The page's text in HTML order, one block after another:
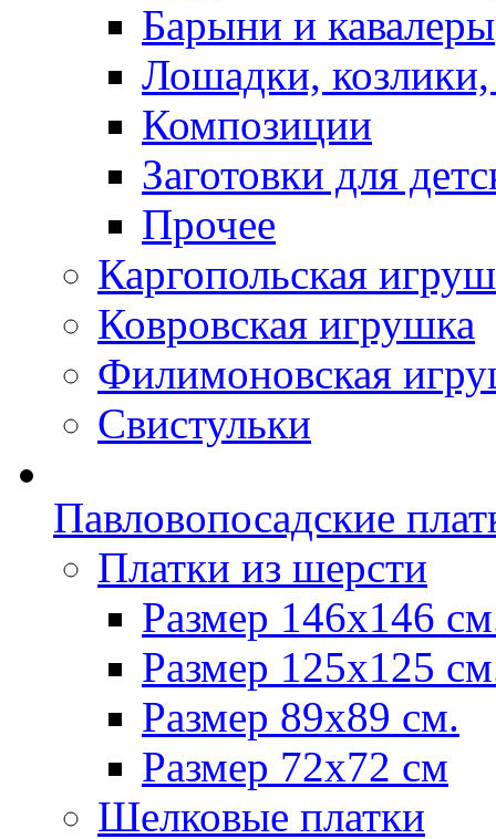
Барыни и кавалеры
Лошадки,
Композиции
Заготовки для
Прочее
Каргопольская
Ковровская игрушка
Филимоновская
Свистульки
Павловопосадские
Платки из шерсти
Размер 146х146
Размер 125х125
Размер 89х89 см.
Размер 72x72 см
Шелковые платки